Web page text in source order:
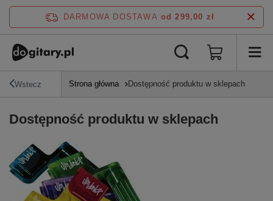
DARMOWA DOSTAWA od 299,00 zł
Wstecz Strona główna Dostępność produktu w sklepach
Dostępność produktu w sklepach